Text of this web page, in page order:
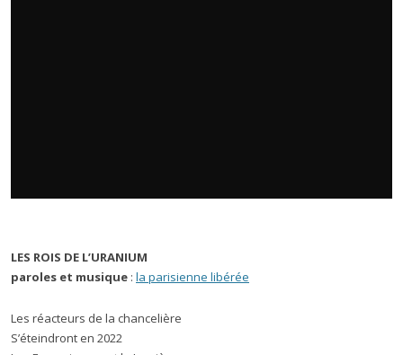
LES ROIS DE L’URANIUM
paroles et musique : la parisienne libérée
Les réacteurs de la chancelière
S’éteindront en 2022